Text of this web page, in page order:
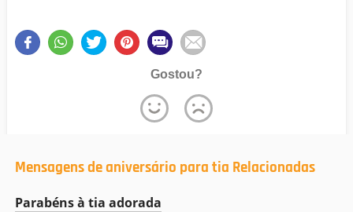
Gostou?
Mensagens de aniversário para tia Relacionadas
Parabéns à tia adorada